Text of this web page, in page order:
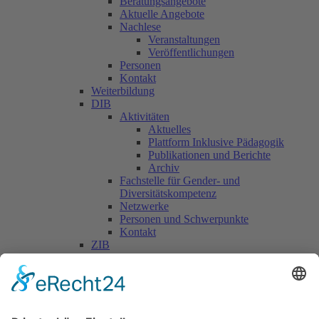
Aktuelle Angebote
Nachlese
Veranstaltungen
Veröffentlichungen
Personen
Kontakt
Weiterbildung
DIB
Aktivitäten
Aktuelles
Plattform Inklusive Pädagogik
Publikationen und Berichte
Archiv
Fachstelle für Gender- und
Diversitätskompetenz
Netzwerke
Personen und Schwerpunkte
Kontakt
ZIB
Päd. Praktische Studien
Personen